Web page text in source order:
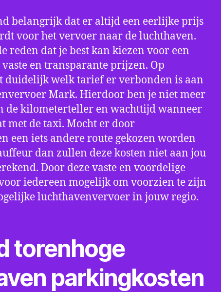
belangrijk dat er altijd een eerlijke prijs
voor het vervoer naar de luchthaven.
reden dat je best kan kiezen voor een
en transparante prijzen. Op
duidelijk welk tarief er verbonden is aan
Mark. Hierdoor ben je niet meer
de kilometerteller en wachttijd wanneer
met de taxi. Mocht er door
een iets andere route gekozen worden
dan zullen deze kosten niet aan jou
Door deze vaste en voordelige
iedereen mogelijk om voorzien te zijn
luchthavenvervoer in jouw regio.
torenhoge
parkingkosten